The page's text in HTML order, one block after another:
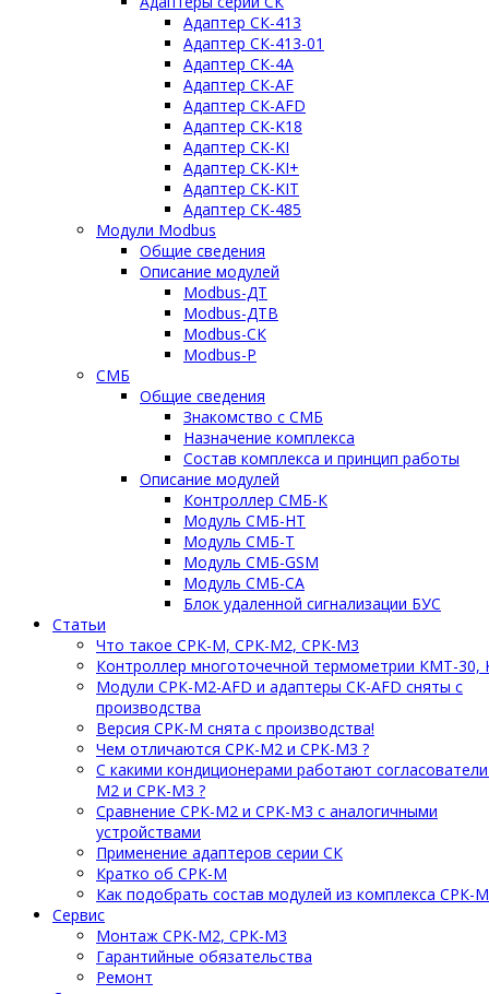
Адаптер СК-413
Адаптер СК-413-01
Адаптер СК-4A
Адаптер СК-AF
Адаптер СК-AFD
Адаптер СК-K18
Адаптер СК-KI
Адаптер СК-KI+
Адаптер СК-KIT
Адаптер СК-485
Модули Modbus
Общие сведения
Описание модулей
Modbus-ДТ
Modbus-ДТВ
Modbus-СК
Modbus-Р
СМБ
Общие сведения
Знакомство с СМБ
Назначение комплекса
Состав комплекса и принцип работы
Описание модулей
Контроллер СМБ-К
Модуль СМБ-НТ
Модуль СМБ-Т
Модуль СМБ-GSM
Модуль СМБ-СА
Блок удаленной сигнализации БУС
Статьи
Что такое СРК-М, СРК-М2, СРК-М3
Контроллер многоточечной термометрии КМТ-
Модули СРК-М2-AFD и адаптеры СК-AFD сняты с
производства
Версия СРК-М снята с производства!
Чем отличаются СРК-М2 и СРК-М3 ?
С какими кондиционерами работают
М2 и СРК-М3 ?
Сравнение СРК-М2 и СРК-М3 с аналогичными
устройствами
Применение адаптеров серии СК
Кратко об СРК-М
Как подобрать состав модулей из комплекса СРК-
Сервис
Монтаж СРК-М2, СРК-М3
Гарантийные обязательства
Ремонт